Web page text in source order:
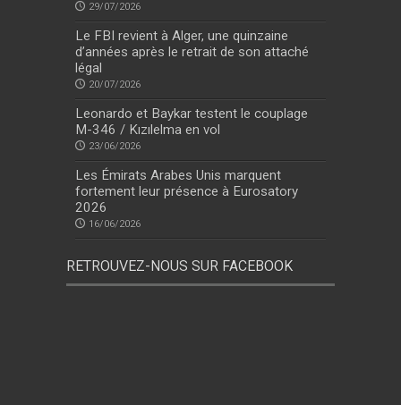
29/07/2026
Le FBI revient à Alger, une quinzaine
d’années après le retrait de son attaché
légal
20/07/2026
Leonardo et Baykar testent le couplage
M-346 / Kızılelma en vol
23/06/2026
Les Émirats Arabes Unis marquent
fortement leur présence à Eurosatory
2026
16/06/2026
RETROUVEZ-NOUS SUR FACEBOOK